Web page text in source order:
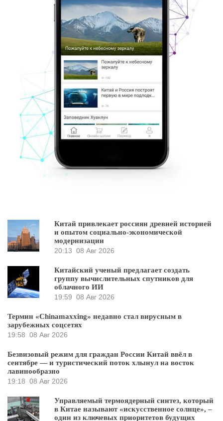
Китай привлекает россиян древней историей
и опытом социально-экономической
модернизации
20:13 08 Авг 2026
Китайский ученый предлагает создать
группу вычислительных спутников для
облачного ИИ
19:59 08 Авг 2026
Термин «Chinamaxxing» недавно стал вирусным в
зарубежных соцсетях
19:58 08 Авг 2026
Безвизовый режим для граждан России Китай ввёл в
сентябре — и туристический поток хлынул на восток
лавинообразно
19:18 08 Авг 2026
Управляемый термоядерный синтез, который
в Китае называют «искусственное солнце», –
один из ключевых приоритетов будущих